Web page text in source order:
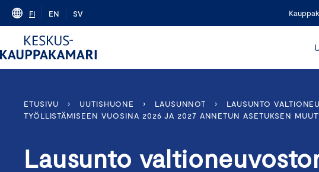
Skip
content
FI EN SV
ETUSIVU › UUTISHUONE › LAUSUNNOT ›
LAUSUNTO
TYÖLLISTÄMISEEN VUOSINA 2026 JA 2027 ANNETUN ASETUKSEN
Lausunto